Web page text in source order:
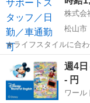
株式会
松山市
★ライフスタイルに合
可で無理なく両立できる職場♪ 【
松山市 営
週4日
- 円
ワール